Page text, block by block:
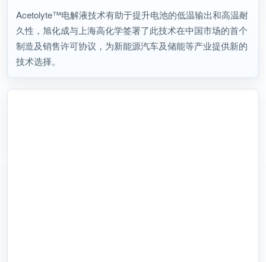
Acetolyte™电解液技术有助于提升电池的低温输出和高温耐
久性，旭化成与上海高化学签署了此技术在中国市场的首个
制造及销售许可协议，为新能源汽车及储能等产业提供新的
技术选择。